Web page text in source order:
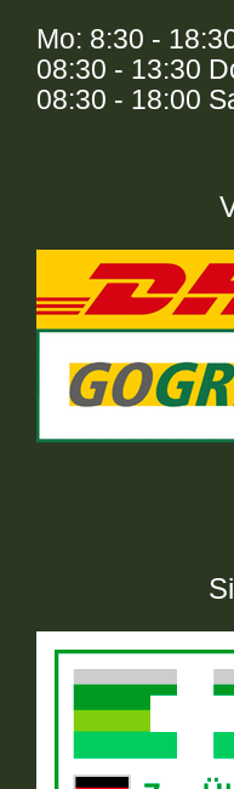
Mo: 8:30 -
08:30 - 13:30
08:30 - 18:00